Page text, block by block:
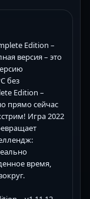
Edition –
версия – это
без
Edition –
прямо сейчас
Игра 2022
время,